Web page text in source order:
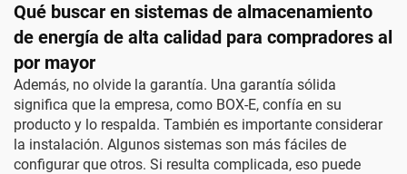
Qué buscar en sistemas de almacenamiento
de energía de alta calidad para compradores al
por mayor
Además, no olvide la garantía. Una garantía sólida
significa que la empresa, como BOX-E, confía en su
producto y lo respalda. También es importante considerar
la instalación. Algunos sistemas son más fáciles de
configurar que otros. Si resulta complicada, eso puede